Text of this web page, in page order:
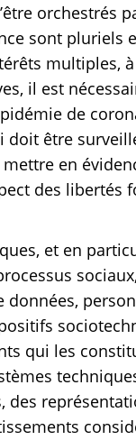
sont pluriels
multiples,
il est
de
doit être
en
des libertés
et en
qui les